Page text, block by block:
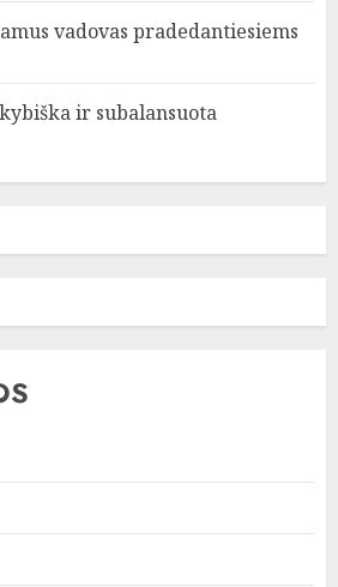
vadovas pradedantiesiems
ir subalansuota